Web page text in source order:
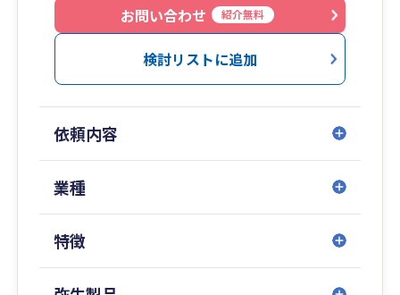
に、月々の報酬についてはお安いとのイメージが
浸透しています。それもそのはず。社会保険労務
士業務を兼ねているので、社会保険・雇用保険の
手続きから給与計算、年末調整、就業規則の作成
を提供できております。
お問い合わせ 紹介無料
検討リストに追加
依頼内容
業種
特徴